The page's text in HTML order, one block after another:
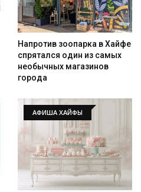
Напротив зоопарка в Хайфе
спрятался один из самых
необычных магазинов
города
АФИША ХАЙФЫ